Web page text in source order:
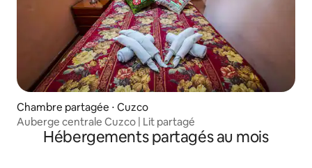
Chambre partagée ⋅ Cuzco
Auberge centrale Cuzco | Lit partagé
Hébergements partagés au mois